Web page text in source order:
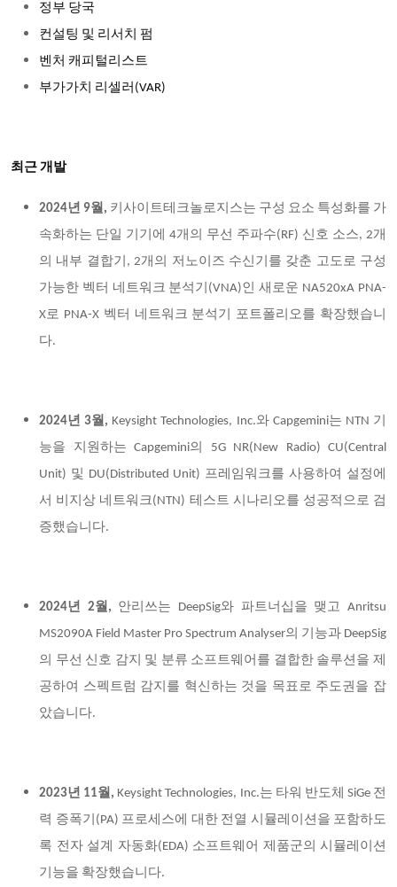
정부 당국
컨설팅 및 리서치 펌
벤처 캐피털리스트
부가가치 리셀러(VAR)
최근 개발
2024년 9월, 키사이트테크놀로지스는 구성 요소 특성화를 가
속화하는 단일 기기에 4개의 무선 주파수(RF) 신호 소스, 2개
의 내부 결합기, 2개의 저노이즈 수신기를 갖춘 고도로 구성
가능한 벡터 네트워크 분석기(VNA)인 새로운 NA520xA PNA-
X로 PNA-X 벡터 네트워크 분석기 포트폴리오를 확장했습니
다.
2024년 3월, Keysight Technologies, Inc.와 Capgemini는 NTN 기
능을 지원하는 Capgemini의 5G NR(New Radio) CU(Central
Unit) 및 DU(Distributed Unit) 프레임워크를 사용하여 설정에
서 비지상 네트워크(NTN) 테스트 시나리오를 성공적으로 검
증했습니다.
2024년 2월, 안리쓰는 DeepSig와 파트너십을 맺고 Anritsu
MS2090A Field Master Pro Spectrum Analyser의 기능과 DeepSig
의 무선 신호 감지 및 분류 소프트웨어를 결합한 솔루션을 제
공하여 스펙트럼 감지를 혁신하는 것을 목표로 주도권을 잡
았습니다.
2023년 11월, Keysight Technologies, Inc.는 타워 반도체 SiGe 전
력 증폭기(PA) 프로세스에 대한 전열 시뮬레이션을 포함하도
록 전자 설계 자동화(EDA) 소프트웨어 제품군의 시뮬레이션
기능을 확장했습니다.